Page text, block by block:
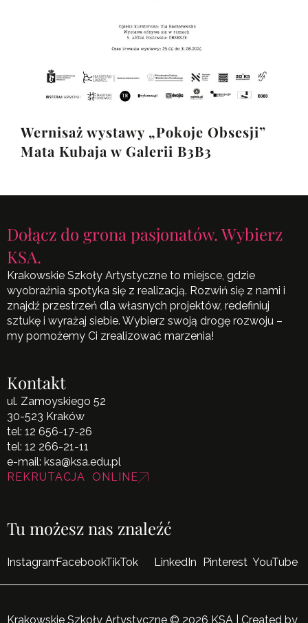
Wernisaż wystawy „Pokoje Obsesji”
Mata Kubaja w Galerii B3B3
Dołącz do grona pasjonatów. Wybierz
KSA.
Krakowskie Szkoły Artystyczne to miejsce, gdzie
wyobraźnia spotyka się z realizacją. Rozwiń się z nami i
znajdź przestrzeń dla własnych projektów, redefiniuj
sztukę i wyrażaj siebie. Wybierz swoją drogę rozwoju –
my pomożemy Ci zrealizować marzenia!
Kontakt
ul. Zamoyskiego 52
30-523 Kraków
tel: 12 656-17-26
tel: 12 266-21-11
e-mail: ksa@ksa.edu.pl
REKRUTACJA ONLINE
Tu możesz nas znaleźć
InstagramFacebookTikTok LinkedIn Pinterest YouTube
Krakowskie Szkoły Artystyczne © 2026 KSA | Created by